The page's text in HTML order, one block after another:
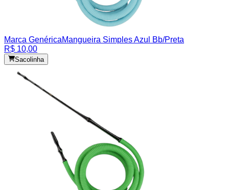
Marca GenéricaMangueira Simples Azul Bb/Preta
R$ 10,00
Sacolinha